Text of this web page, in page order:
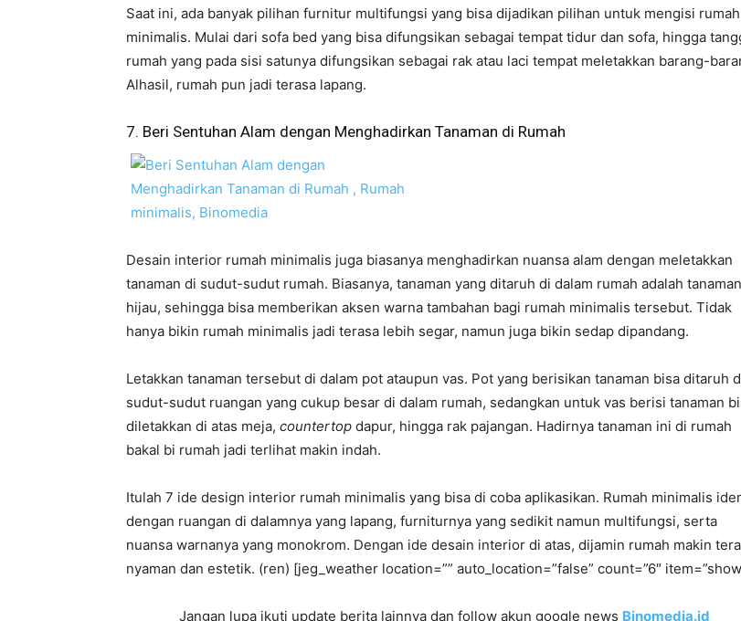
Saat ini, ada banyak pilihan furnitur multifungsi yang bisa dijadikan pilihan untuk mengisi rumah
minimalis. Mulai dari sofa bed yang bisa difungsikan sebagai tempat tidur dan sofa, hingga
rumah yang pada sisi satunya difungsikan sebagai rak atau laci tempat meletakkan barang-
Alhasil, rumah pun jadi terasa lapang.
7. Beri Sentuhan Alam dengan Menghadirkan Tanaman di Rumah
Desain interior rumah minimalis juga biasanya menghadirkan nuansa alam dengan meletakkan
tanaman di sudut-sudut rumah. Biasanya, tanaman yang ditaruh di dalam rumah adalah tanaman
hijau, sehingga bisa memberikan aksen warna tambahan bagi rumah minimalis tersebut. Tidak
hanya bikin rumah minimalis jadi terasa lebih segar, namun juga bikin sedap dipandang.
Letakkan tanaman tersebut di dalam pot ataupun vas. Pot yang berisikan tanaman bisa ditaruh
sudut-sudut ruangan yang cukup besar di dalam rumah, sedangkan untuk vas berisi tanaman
diletakkan di atas meja, countertop dapur, hingga rak pajangan. Hadirnya tanaman ini di rumah
bakal bi rumah jadi terlihat makin indah.
Itulah 7 ide design interior rumah minimalis yang bisa di coba aplikasikan. Rumah minimalis
dengan ruangan di dalamnya yang lapang, furniturnya yang sedikit namun multifungsi, serta
nuansa warnanya yang monokrom. Dengan ide desain interior di atas, dijamin rumah makin
nyaman dan estetik. (ren) [jeg_weather location=”” auto_location=”false” count=”6″
Jangan lupa ikuti update berita lainnya dan follow akun google news Binomedia.id